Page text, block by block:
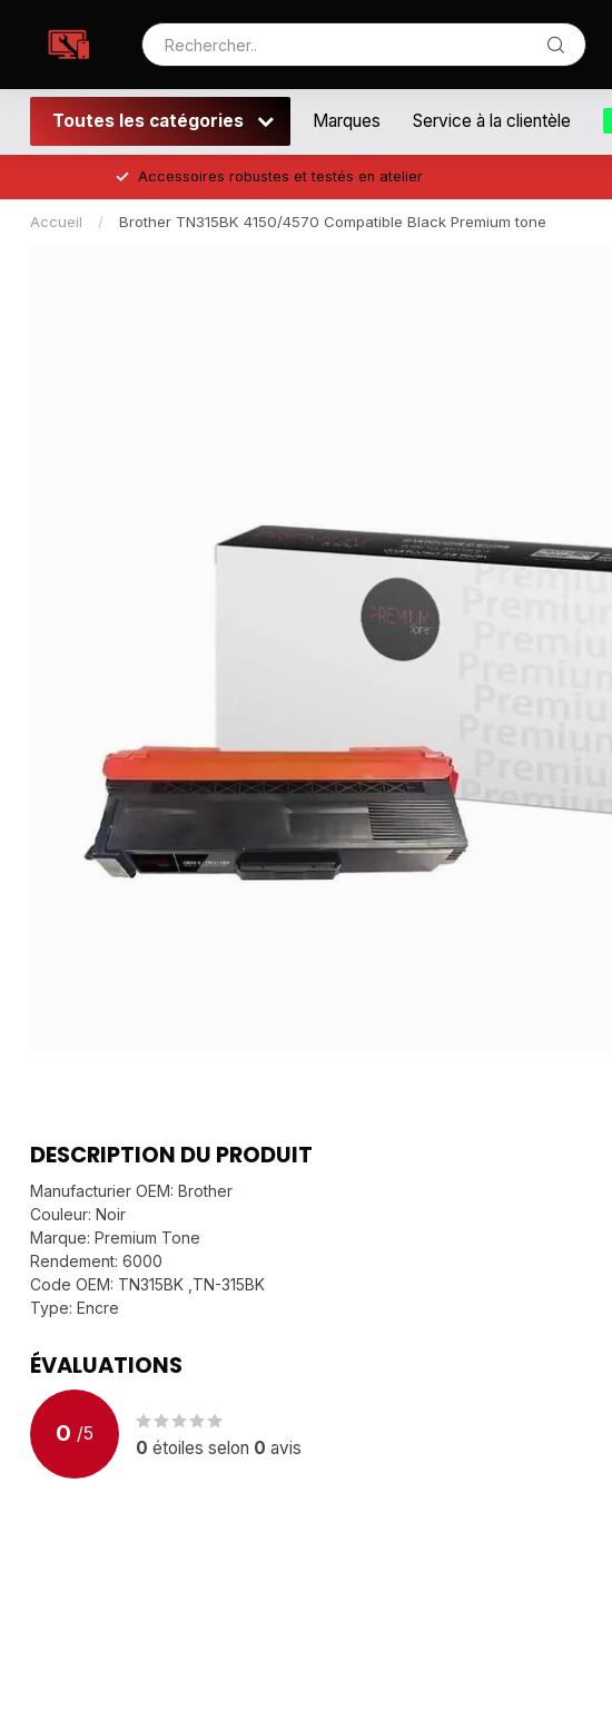
Toutes les catégories Marques Service à la clientèle
Accessoires robustes et testés en atelier
Accueil / Brother TN315BK 4150/4570 Compatible Black Premium tone
DESCRIPTION DU PRODUIT
Manufacturier OEM: Brother
Couleur: Noir
Marque: Premium Tone
Rendement: 6000
Code OEM: TN315BK ,TN-315BK
Type: Encre
ÉVALUATIONS
0 /5
0 étoiles selon 0 avis